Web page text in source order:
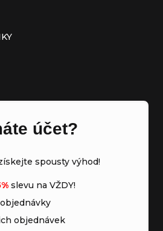
účet?
spousty výhod!
slevu na VŽDY!
objednávek